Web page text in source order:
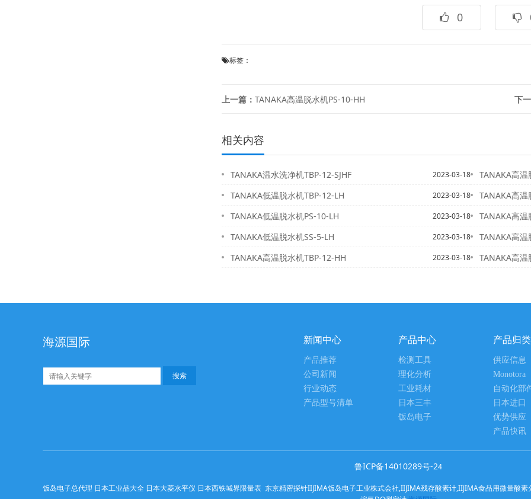
0
标签：
上一篇： TANAKA高温脱水机PS-10-HH 下
相关内容
TANAKA温水洗净机TBP-12-SJHF 2023-03-18
TANAKA低温脱水机TBP-12-LH 2023-03-18
TANAKA低温脱水机PS-10-LH 2023-03-18
TANAKA低温脱水机SS-5-LH 2023-03-18
TANAKA高温脱水机TBP-12-HH 2023-03-18
TANAKA高
TANAKA高温
TANAKA高
TANAKA高
TANAKA高
海源国际 新闻中心
产品推荐
公司新闻
行业动态
产品型号清单
产品中心
检测工具
理化分析
工业耗材
日本三丰
饭岛电子
产品归类
供应信息
Monotora
自动化部
日本进口
优势供应
产品快讯
鲁ICP备14010289号-24
饭岛电子总代理 日本工业品大全 日本大菱水平仪 日本西铁城界限量表 东京精密探针IIJIMA饭岛电子工业株式会社,IIJIMA残存酸素计,IIJIMA食品用微量酸